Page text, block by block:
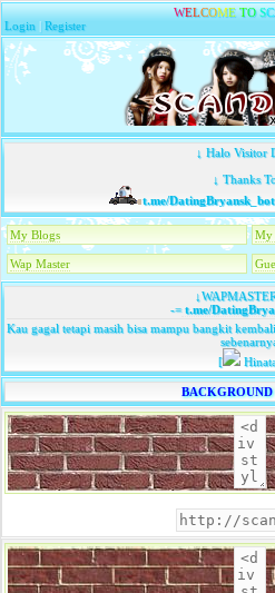
WELCOME TO SC
Login |Register
↓ Halo Visitor
↓ Thanks
t.me/DatingBryansk_bot
My Blogs My
Wap Master
-=t.me/
Kau gagal tetapi masih bisa mampu bangkit
[